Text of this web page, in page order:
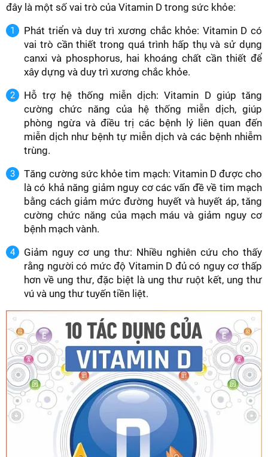
đây là một số vai trò của Vitamin D trong sức khỏe:
Phát triển và duy trì xương chắc khỏe: Vitamin D có
vai trò cần thiết trong quá trình hấp thụ và sử dụng
canxi và phosphorus, hai khoáng chất cần thiết để
xây dựng và duy trì xương chắc khỏe.
Hỗ trợ hệ thống miễn dịch: Vitamin D giúp tăng
cường chức năng của hệ thống miễn dịch, giúp
phòng ngừa và điều trị các bệnh lý liên quan đến
miễn dịch như bệnh tự miễn dịch và các bệnh nhiễm
trùng.
Tăng cường sức khỏe tim mạch: Vitamin D được cho
là có khả năng giảm nguy cơ các vấn đề về tim mạch
bằng cách giảm mức đường huyết và huyết áp, tăng
cường chức năng của mạch máu và giảm nguy cơ
bệnh mạch vành.
Giảm nguy cơ ung thư: Nhiều nghiên cứu cho thấy
rằng người có mức độ Vitamin D đủ có nguy cơ thấp
hơn về ung thư, đặc biệt là ung thư ruột kết, ung thư
vú và ung thư tuyến tiền liệt.